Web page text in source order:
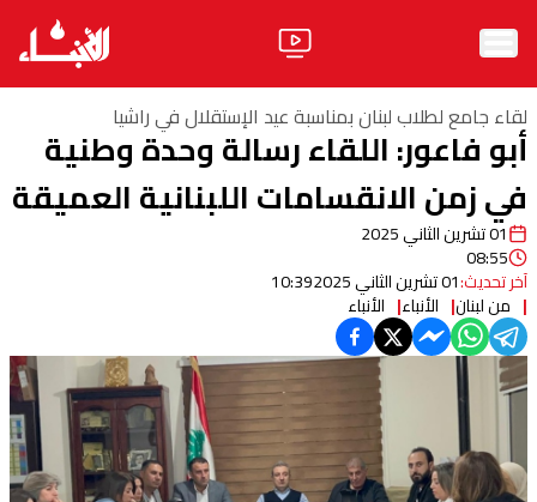
الرئيسية
الأخبار
آراء
فيديو
مواقف
وليد جنبلاطالحزب
ابحث
لقاء جامع لطلاب لبنان بمناسبة عيد الإستقلال في راشيا
أبو فاعور: اللقاء رسالة وحدة وطنية
في زمن الانقسامات اللبنانية العميقة
01 تشرين الثاني 2025
08:55
آخر تحديث:01 تشرين الثاني 2025 10:39
من لبنان الأنباء الأنباء